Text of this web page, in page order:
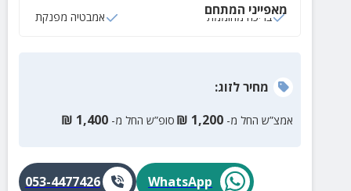
מאפייני המתחם
בריכה מחוממת אמבטיה מפנקת
מחירלזוג:
אמצ”ש החל מ- 1,200
₪ סופ”ש החל מ- 1,400
₪
WhatsApp
053-4477426